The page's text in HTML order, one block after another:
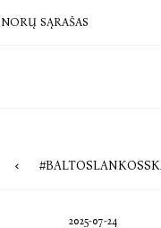
NORŲ SĄRAŠAS
#BALTOSLANKOSSKAITO:
2025-07-24